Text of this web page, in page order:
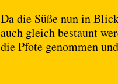
Da die Süße nun in
auch gleich bestaunt
die Pfote genommen